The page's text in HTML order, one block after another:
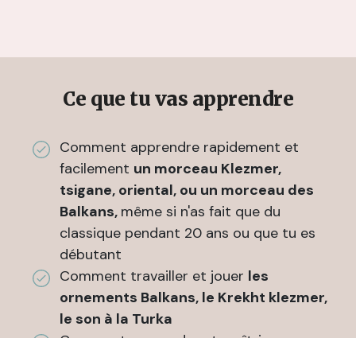
Ce que tu vas apprendre
Comment apprendre rapidement et
facilement un morceau Klezmer,
tsigane, oriental, ou un morceau des
Balkans, même si n'as fait que du
classique pendant 20 ans ou que tu es
débutant
Comment travailler et jouer les
ornements Balkans, le Krekht klezmer,
le son à la Turka